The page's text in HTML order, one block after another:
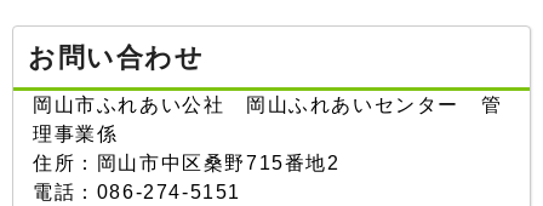
お問い合わせ
岡山市ふれあい公社 岡山ふれあいセンター 管
理事業係
住所：岡山市中区桑野715番地2
電話：086-274-5151